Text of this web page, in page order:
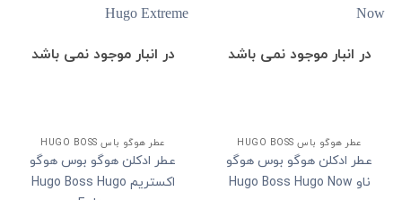
در انبار موجود نمی باشد
عطر هوگو باس HUGO BOSS
عطر ادکلن هوگو بوس هوگو
ناو Hugo Boss Hugo Now
در انبار موجود نمی باشد
عطر هوگو باس HUGO BOSS
عطر ادکلن هوگو بوس هوگو
اکستریم Hugo Boss Hugo